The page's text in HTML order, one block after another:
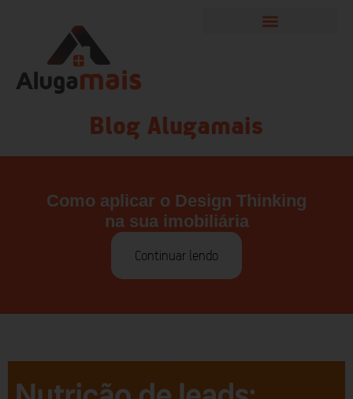
Blog Alugamais
Como aplicar o Design Thinking
na sua imobiliária
Continuar lendo